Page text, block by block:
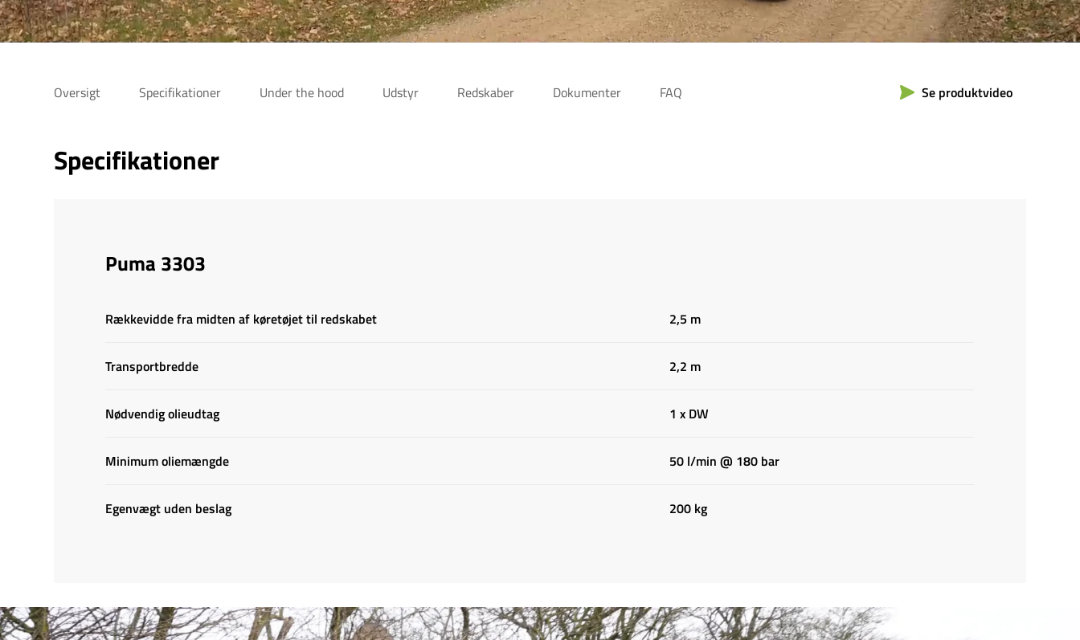
Oversigt Specifikationer Under the hood Udstyr Redskaber Dokumenter FAQ Se produktvideo
Specifikationer
Puma 3303
Rækkevidde fra midten af køretøjet til redskabet 2,5 m
Transportbredde 2,2 m
Nødvendig olieudtag 1 x DW
Minimum oliemængde 50 l/min @ 180 bar
Egenvægt uden beslag 200 kg